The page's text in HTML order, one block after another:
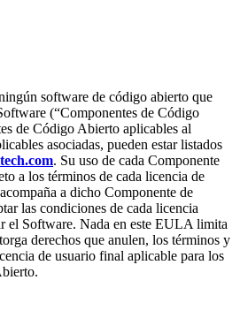
software de código abierto que
(“Componentes de Código
de Código Abierto aplicables al
asociadas, pueden estar listados
. Su uso de cada Componente
a los términos de cada licencia de
a dicho Componente de
las condiciones de cada licencia
el Software. Nada en este EULA limita
derechos que anulen, los términos y
de usuario final aplicable para los